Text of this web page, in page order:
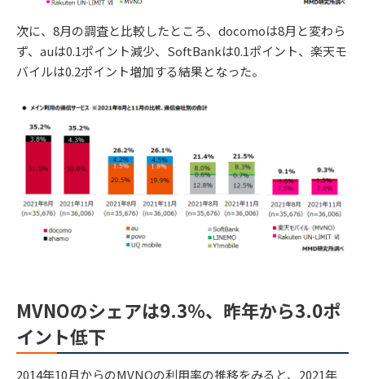
次に、8月の調査と比較したところ、docomoは8月と変わら
ず、auは0.1ポイント減少、SoftBankは0.1ポイント、楽天モ
バイルは0.2ポイント増加する結果となった。
MVNOのシェアは9.3％、昨年から3.0ポ
イント低下
2014年10月からのMVNOの利用率の推移をみると、2021年